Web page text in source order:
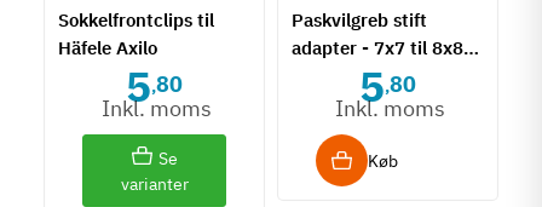
Sokkelfrontclips til
Häfele Axilo
5,80
Inkl. moms
Se
varianter
Paskvilgreb stift
adapter - 7x7 til 8x8
5,80
Inkl. moms
Køb